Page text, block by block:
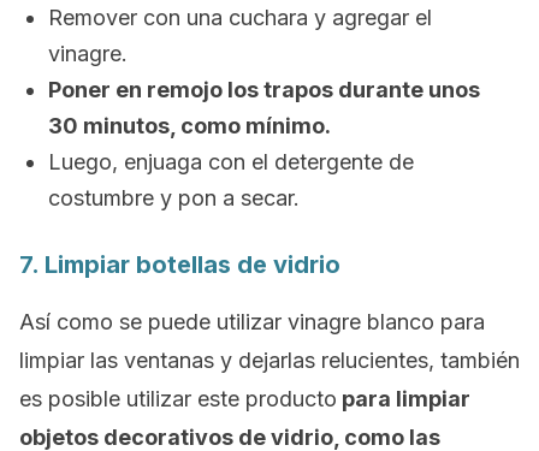
Remover con una cuchara y agregar el
vinagre.
Poner en remojo los trapos durante unos
30 minutos, como mínimo.
Luego, enjuaga con el detergente de
costumbre y pon a secar.
7. Limpiar botellas de vidrio
Así como se puede utilizar vinagre blanco para
limpiar las ventanas y dejarlas relucientes, también
es posible utilizar este producto para limpiar
objetos decorativos de vidrio, como las